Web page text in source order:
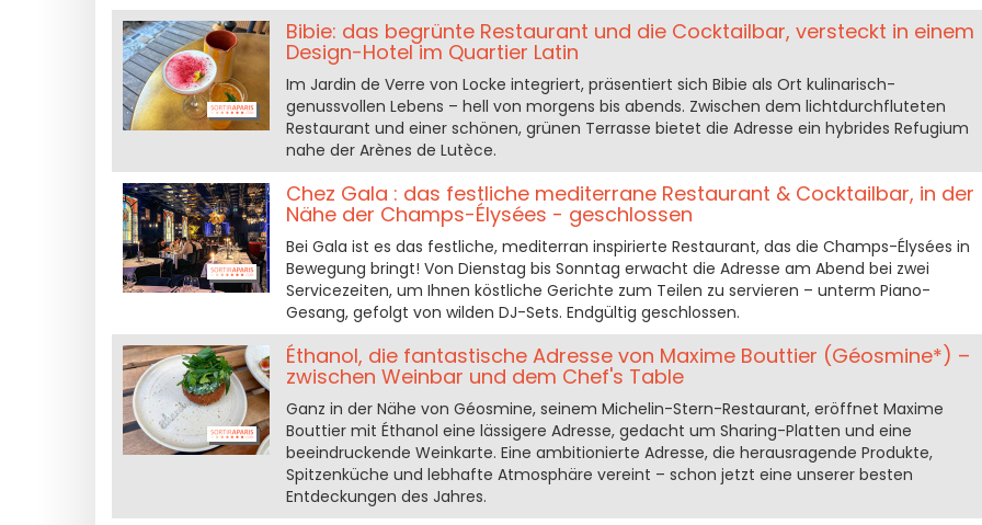
Bibie: das begrünte Restaurant und die Cocktailbar, versteckt in einem
Design-Hotel im Quartier Latin
Im Jardin de Verre von Locke integriert, präsentiert sich Bibie als Ort kulinarisch-
genussvollen Lebens – hell von morgens bis abends. Zwischen dem lichtdurchfluteten
Restaurant und einer schönen, grünen Terrasse bietet die Adresse ein hybrides Refugium
nahe der Arènes de Lutèce.
Chez Gala : das festliche mediterrane Restaurant & Cocktailbar, in der
Nähe der Champs-Élysées - geschlossen
Bei Gala ist es das festliche, mediterran inspirierte Restaurant, das die Champs-Élysées in
Bewegung bringt! Von Dienstag bis Sonntag erwacht die Adresse am Abend bei zwei
Servicezeiten, um Ihnen köstliche Gerichte zum Teilen zu servieren – unterm Piano-
Gesang, gefolgt von wilden DJ-Sets. Endgültig geschlossen.
Éthanol, die fantastische Adresse von Maxime Bouttier (Géosmine*) –
zwischen Weinbar und dem Chef's Table
Ganz in der Nähe von Géosmine, seinem Michelin-Stern-Restaurant, eröffnet Maxime
Bouttier mit Éthanol eine lässigere Adresse, gedacht um Sharing-Platten und eine
beeindruckende Weinkarte. Eine ambitionierte Adresse, die herausragende Produkte,
Spitzenküche und lebhafte Atmosphäre vereint – schon jetzt eine unserer besten
Entdeckungen des Jahres.